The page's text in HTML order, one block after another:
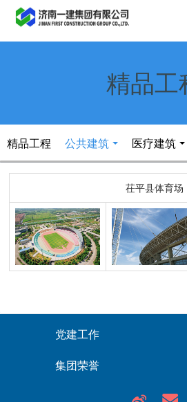
精品工
精品工程 公共建筑 医疗建筑
茌平县体育场
党建工作
集团荣誉